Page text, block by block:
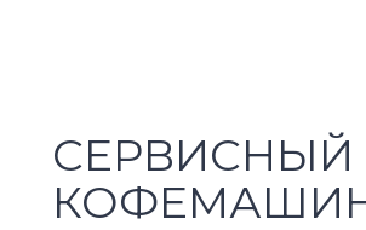
СЕРВИСНЫЙ
КОФЕМАШИН